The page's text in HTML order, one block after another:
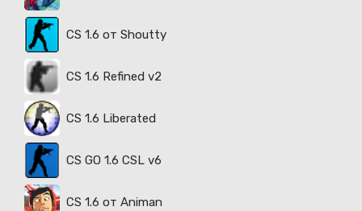
CS 1.6 от Shoutty
CS 1.6 Refined v2
CS 1.6 Liberated
CS GO 1.6 CSL v6
CS 1.6 от Animan